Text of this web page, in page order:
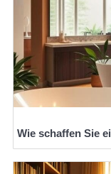
Wie schaffen Sie